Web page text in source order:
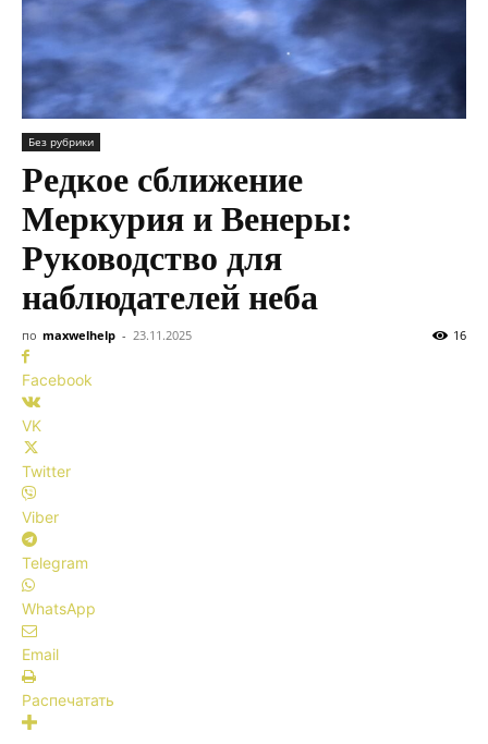
Без рубрики
Редкое сближение
Меркурия и Венеры:
Руководство для
наблюдателей неба
по maxwelhelp - 23.11.2025 16
Facebook
VK
Twitter
Viber
Telegram
WhatsApp
Email
Распечатать